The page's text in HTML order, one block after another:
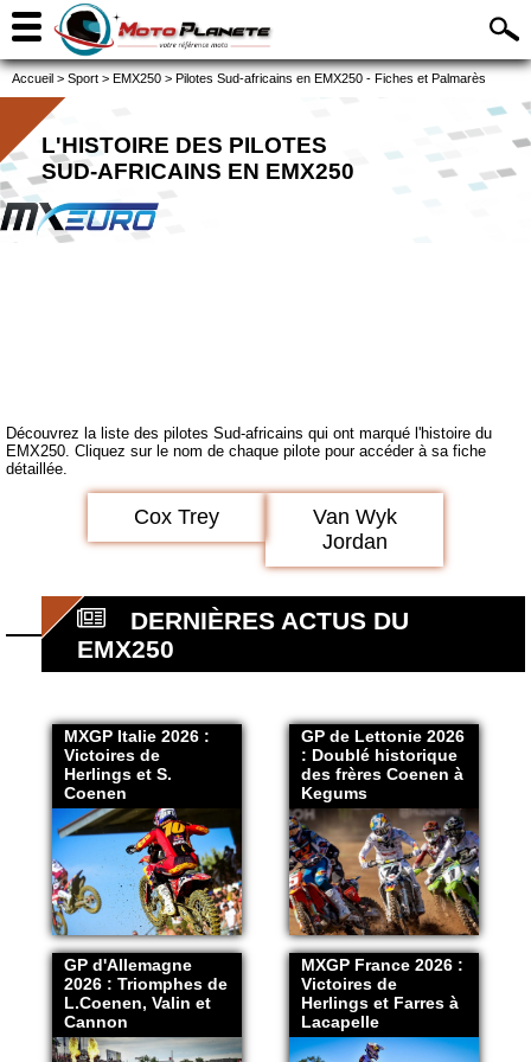
Accueil > Sport > EMX250 > Pilotes Sud-africains en EMX250 - Fiches et Palmarès
L'HISTOIRE DES PILOTES
SUD-AFRICAINS EN EMX250
Découvrez la liste des pilotes Sud-africains qui ont marqué l'histoire du
EMX250. Cliquez sur le nom de chaque pilote pour accéder à sa fiche
détaillée.
Cox Trey
Van Wyk
Jordan
DERNIÈRES ACTUS DU
EMX250
MXGP Italie 2026 :
Victoires de
Herlings et S.
Coenen
GP de Lettonie 2026
: Doublé historique
des frères Coenen à
Kegums
GP d'Allemagne
2026 : Triomphes de
L.Coenen, Valin et
Cannon
MXGP France 2026 :
Victoires de
Herlings et Farres à
Lacapelle